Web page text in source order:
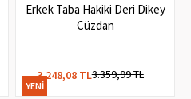
Erkek Taba Hakiki Deri Dikey
Cüzdan
3.248,08 TL3.359,99 TL
YENI